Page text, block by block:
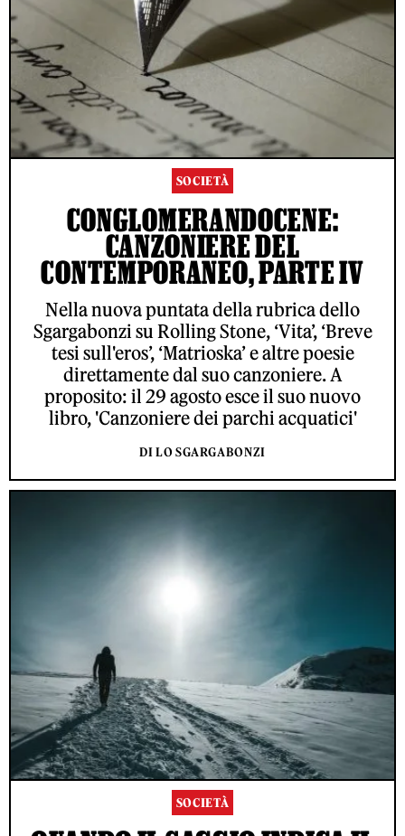
SOCIETÀ
CONGLOMERANDOCENE:
CANZONIERE DEL
CONTEMPORANEO, PARTE IV
Nella nuova puntata della rubrica dello
Sgargabonzi su Rolling Stone, ‘Vita’, ‘Breve
tesi sull'eros’, ‘Matrioska’ e altre poesie
direttamente dal suo canzoniere. A
proposito: il 29 agosto esce il suo nuovo
libro, 'Canzoniere dei parchi acquatici'
DI LO SGARGABONZI
SOCIETÀ